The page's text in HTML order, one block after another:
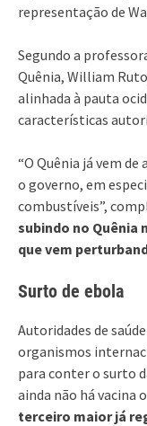
representação de
Segundo a
Quênia, William
alinhada à pauta
características
“O Quênia já vem
o governo, em
combustíveis”,
subindo no Quênia
que vem
Surto de ebola
Autoridades de
organismos
para conter o surto
ainda não há vacina
terceiro maior já